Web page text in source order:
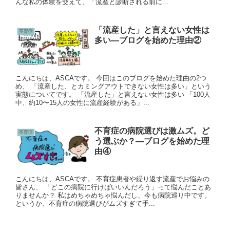
んな私の体験を交えて、「流産と診断される前に...
不育症
「流産した」と言えない女性は
多い—ブログを始めた理由②
こんにちは、ASCAです。 今回はこのブログを始めた理由の2つ
め、 「流産した、とカミングアウトできない女性は多い」という
実態についてです。 「流産した」と言えない女性は多い 「100人
中、約10〜15人の女性に流産経験がある」...
不育症
不育症の病院選びは激ムズ。ど
う選ぶか？—ブログを始めた理
由④
こんにちは、ASCAです。 不育症患者や繰り返す流産でお悩みの
皆さん、 「どこの病院に行けばいいんだろう」って悩んだことあ
りませんか？ 私はめちゃめちゃ悩んだし、今も病院巡り中です。
というか、不育症の病院選びがムズすぎて手...